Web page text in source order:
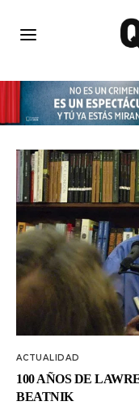
ACTUALIDAD
100 AÑOS DE
BEATNIK